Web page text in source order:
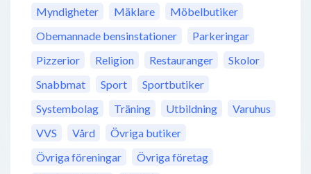
Myndigheter
Mäklare
Möbelbutiker
Obemannade bensinstationer
Parkeringar
Pizzerior
Religion Restauranger
Skolor
Snabbmat
Sport
Sportbutiker
Systembolag
Träning Utbildning
Varuhus
VVS
Vård
Övriga butiker
Övriga föreningar
Övriga företag